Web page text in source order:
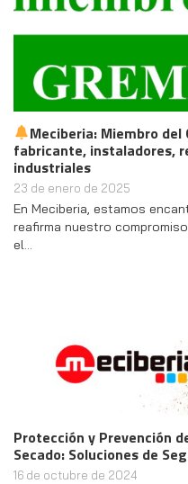
Meciberia: Miembro del
fabricante, instaladores,
industriales
23 de enero de 2025
En Meciberia, estamos
reafirma nuestro
el…
Protección y Prevención
Secado: Soluciones de
16 de octubre de 2024